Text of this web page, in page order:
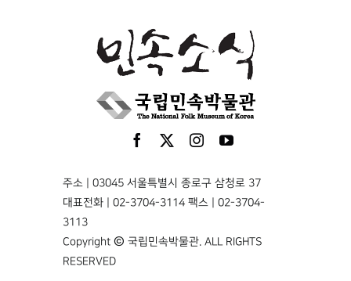
주소 | 03045 서울특별시 종로구 삼청로 37
대표전화 | 02-3704-3114 팩스 | 02-3704-
3113
Copyright © 국립민속박물관. ALL RIGHTS
RESERVED